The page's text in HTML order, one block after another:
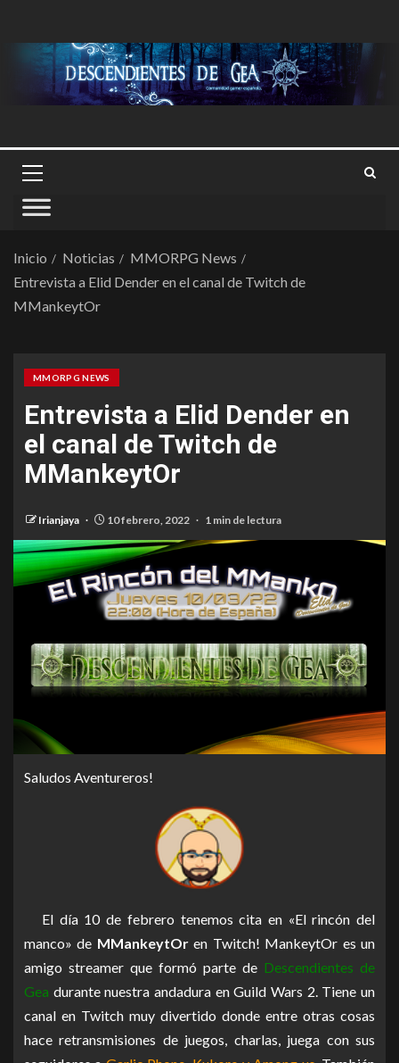
Inicio Noticias
MMORPG News
Entrevista a Elid Dender en el canal de Twitch de
MMankeytOr
MMORPG NEWS
Entrevista a Elid Dender en
el canal de Twitch de
MMankeytOr
Irianjaya 10 febrero, 2022 1 min de lectura
Saludos Aventureros!
El día 10 de febrero tenemos cita en «El rincón del
manco» de MMankeytOren Twitch! MankeytOr es un
amigo streamer que formó parte de Descendientes de
Gea durante nuestra andadura en Guild Wars 2. Tiene un
canal en Twitch muy divertido donde entre otras cosas
hace retransmisiones de juegos, charlas, juega con sus